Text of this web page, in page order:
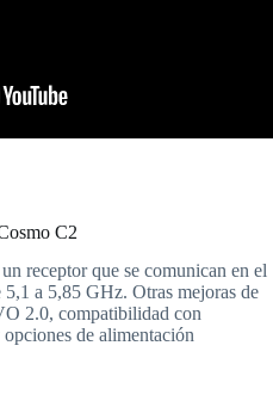
C2
receptor que se comunican en el
a 5,85 GHz. Otras mejoras de
2.0, compatibilidad con
de alimentación